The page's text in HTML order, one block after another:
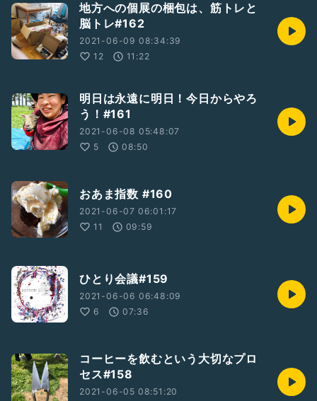
地方への個展の梱包は、筋トレと
脳トレ#162
2021-06-09 08:34:39
12
11:22
明日は永遠に明日！今日からやろ
う！#161
2021-06-08 05:48:07
5
08:50
おあま指数 #160
2021-06-07 06:01:17
11
09:59
ひとり会議#159
2021-06-06 06:48:09
6
07:36
コーヒーを飲むという大切なプロ
セス#158
2021-06-05 08:51:20